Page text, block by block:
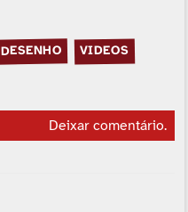
DESENHO VIDEOS
Deixar comentário.